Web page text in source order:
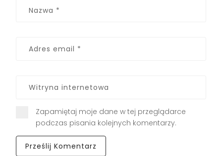
Zapamiętaj moje dane w tej przeglądarce
podczas pisania kolejnych komentarzy.